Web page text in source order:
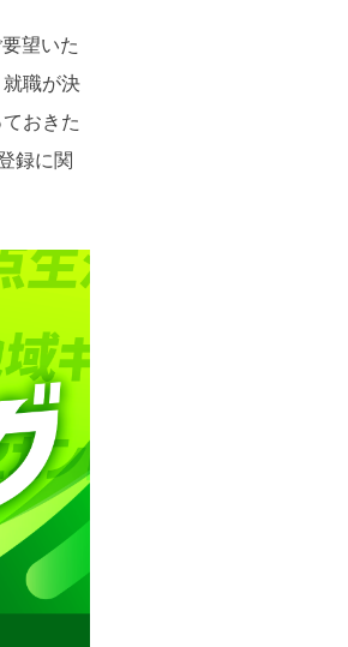
望いた
職が決
おきた
録に関